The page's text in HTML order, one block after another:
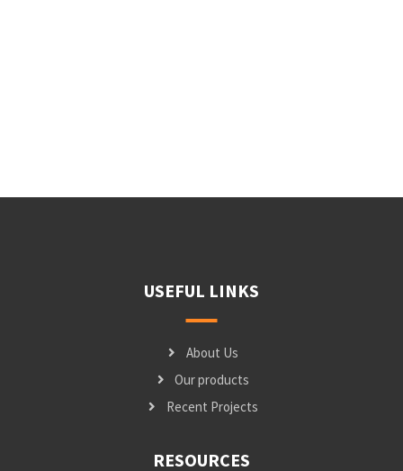
USEFUL LINKS
About Us
Our products
Recent Projects
RESOURCES